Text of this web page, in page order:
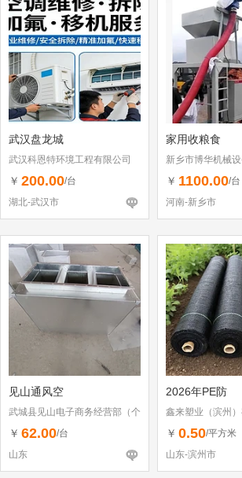
武汉盘龙城
武汉科恩特环境工程有限公司
￥ 200.00/台
湖北-武汉市
家用收粮食
新乡市博华机械
￥ 1100.00/台
河南-新乡市
见山通风空
武城县见山电子商务经营部（个
体工商户）
￥ 62.00/台
山东
2026年PE防
鑫来塑业（滨州）
￥ 0.50/平方米
山东-滨州市